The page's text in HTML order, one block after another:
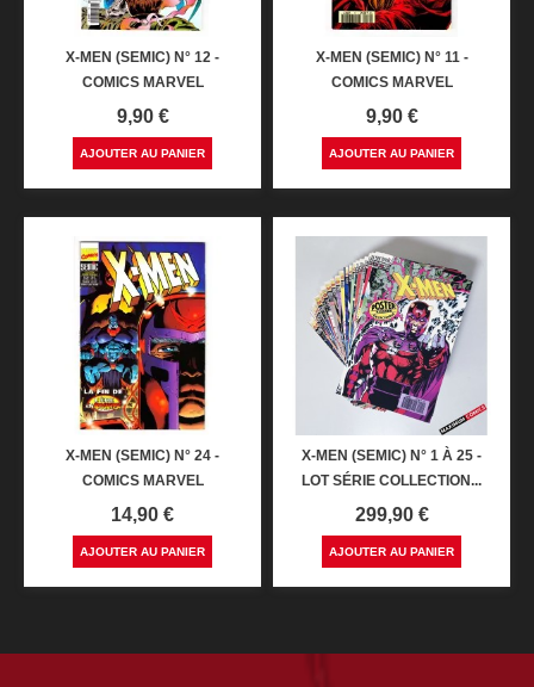
X-MEN (SEMIC) N° 12 -
COMICS MARVEL
Prix
9,90 €
AJOUTER AU PANIER
X-MEN (SEMIC) N° 11 -
COMICS MARVEL
Prix
9,90 €
AJOUTER AU PANIER
X-MEN (SEMIC) N° 24 -
COMICS MARVEL
Prix
14,90 €
AJOUTER AU PANIER
X-MEN (SEMIC) N° 1 À 25 -
LOT SÉRIE COLLECTION...
Prix
299,90 €
AJOUTER AU PANIER